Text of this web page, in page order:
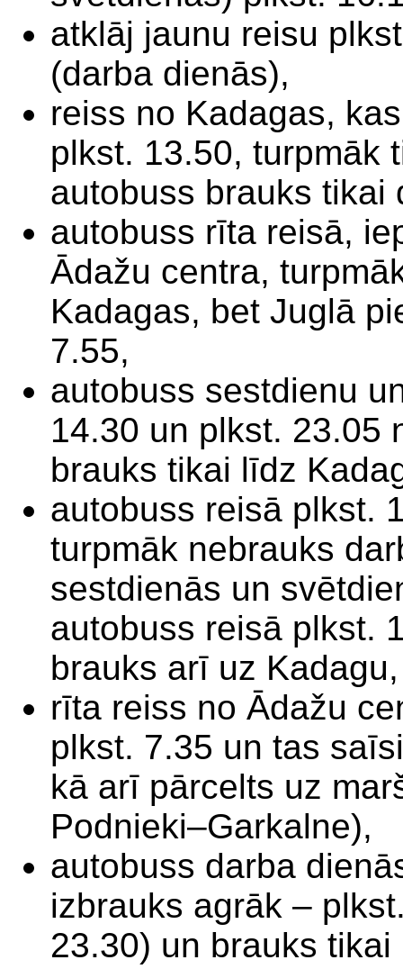
atklāj jaunu reisu
(darba dienās),
reiss no Kadagas,
plkst. 13.50, turpmāk
autobuss brauks tikai
autobuss rīta reisā,
Ādažu centra,
Kadagas, bet Juglā
7.55,
autobuss sestdienu
14.30 un plkst. 23.05
brauks tikai līdz
autobuss reisā plkst.
turpmāk nebrauks
sestdienās un
autobuss reisā plkst.
brauks arī uz Kadagu,
rīta reiss no Ādažu
plkst. 7.35 un tas
kā arī pārcelts uz
Podnieki–Garkalne),
autobuss darba
izbrauks agrāk –
23.30) un brauks